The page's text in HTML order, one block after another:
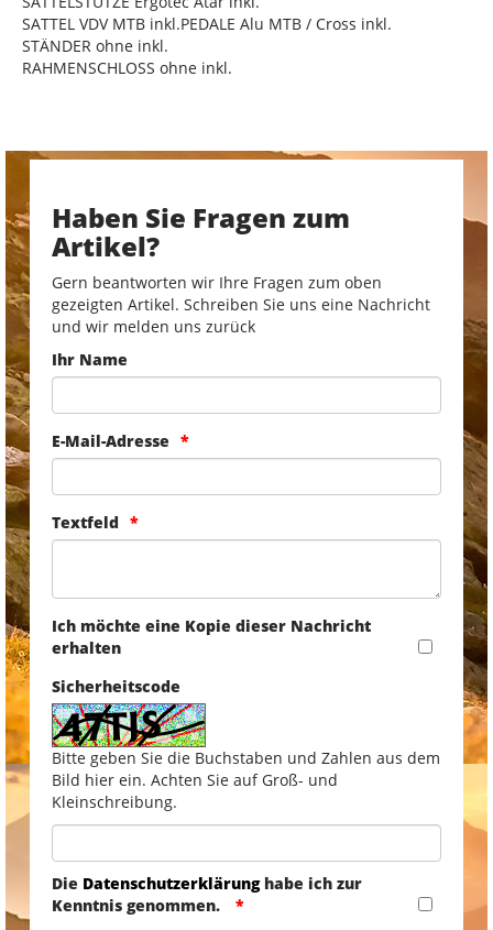
SATTEL VDV MTB inkl.PEDALE Alu MTB / Cross inkl.
STÄNDER ohne inkl.
RAHMENSCHLOSS ohne inkl.
Haben Sie Fragen zum
Artikel?
Gern beantworten wir Ihre Fragen zum oben
gezeigten Artikel. Schreiben Sie uns eine Nachricht
und wir melden uns zurück
Ihr Name
E-Mail-Adresse
Textfeld
Ich möchte eine Kopie dieser Nachricht
erhalten
Sicherheitscode
Bitte geben Sie die Buchstaben und Zahlen aus dem
Bild hier ein. Achten Sie auf Groß- und
Kleinschreibung.
Die Datenschutzerklärunghabe ich zur
Kenntnis genommen.